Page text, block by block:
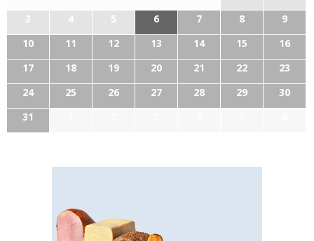
3
4 5 6 7 8
9
10
11 12 13 14 15
16
17
18 19 20 21 22
23
24
25 26 27 28 29
30
31